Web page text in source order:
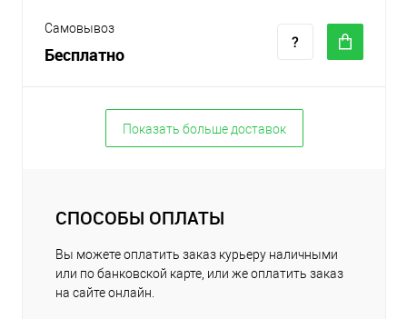
Самовывоз
Бесплатно
Показать больше доставок
СПОСОБЫ ОПЛАТЫ
Вы можете оплатить заказ курьеру наличными
или по банковской карте, или же оплатить заказ
на сайте онлайн.